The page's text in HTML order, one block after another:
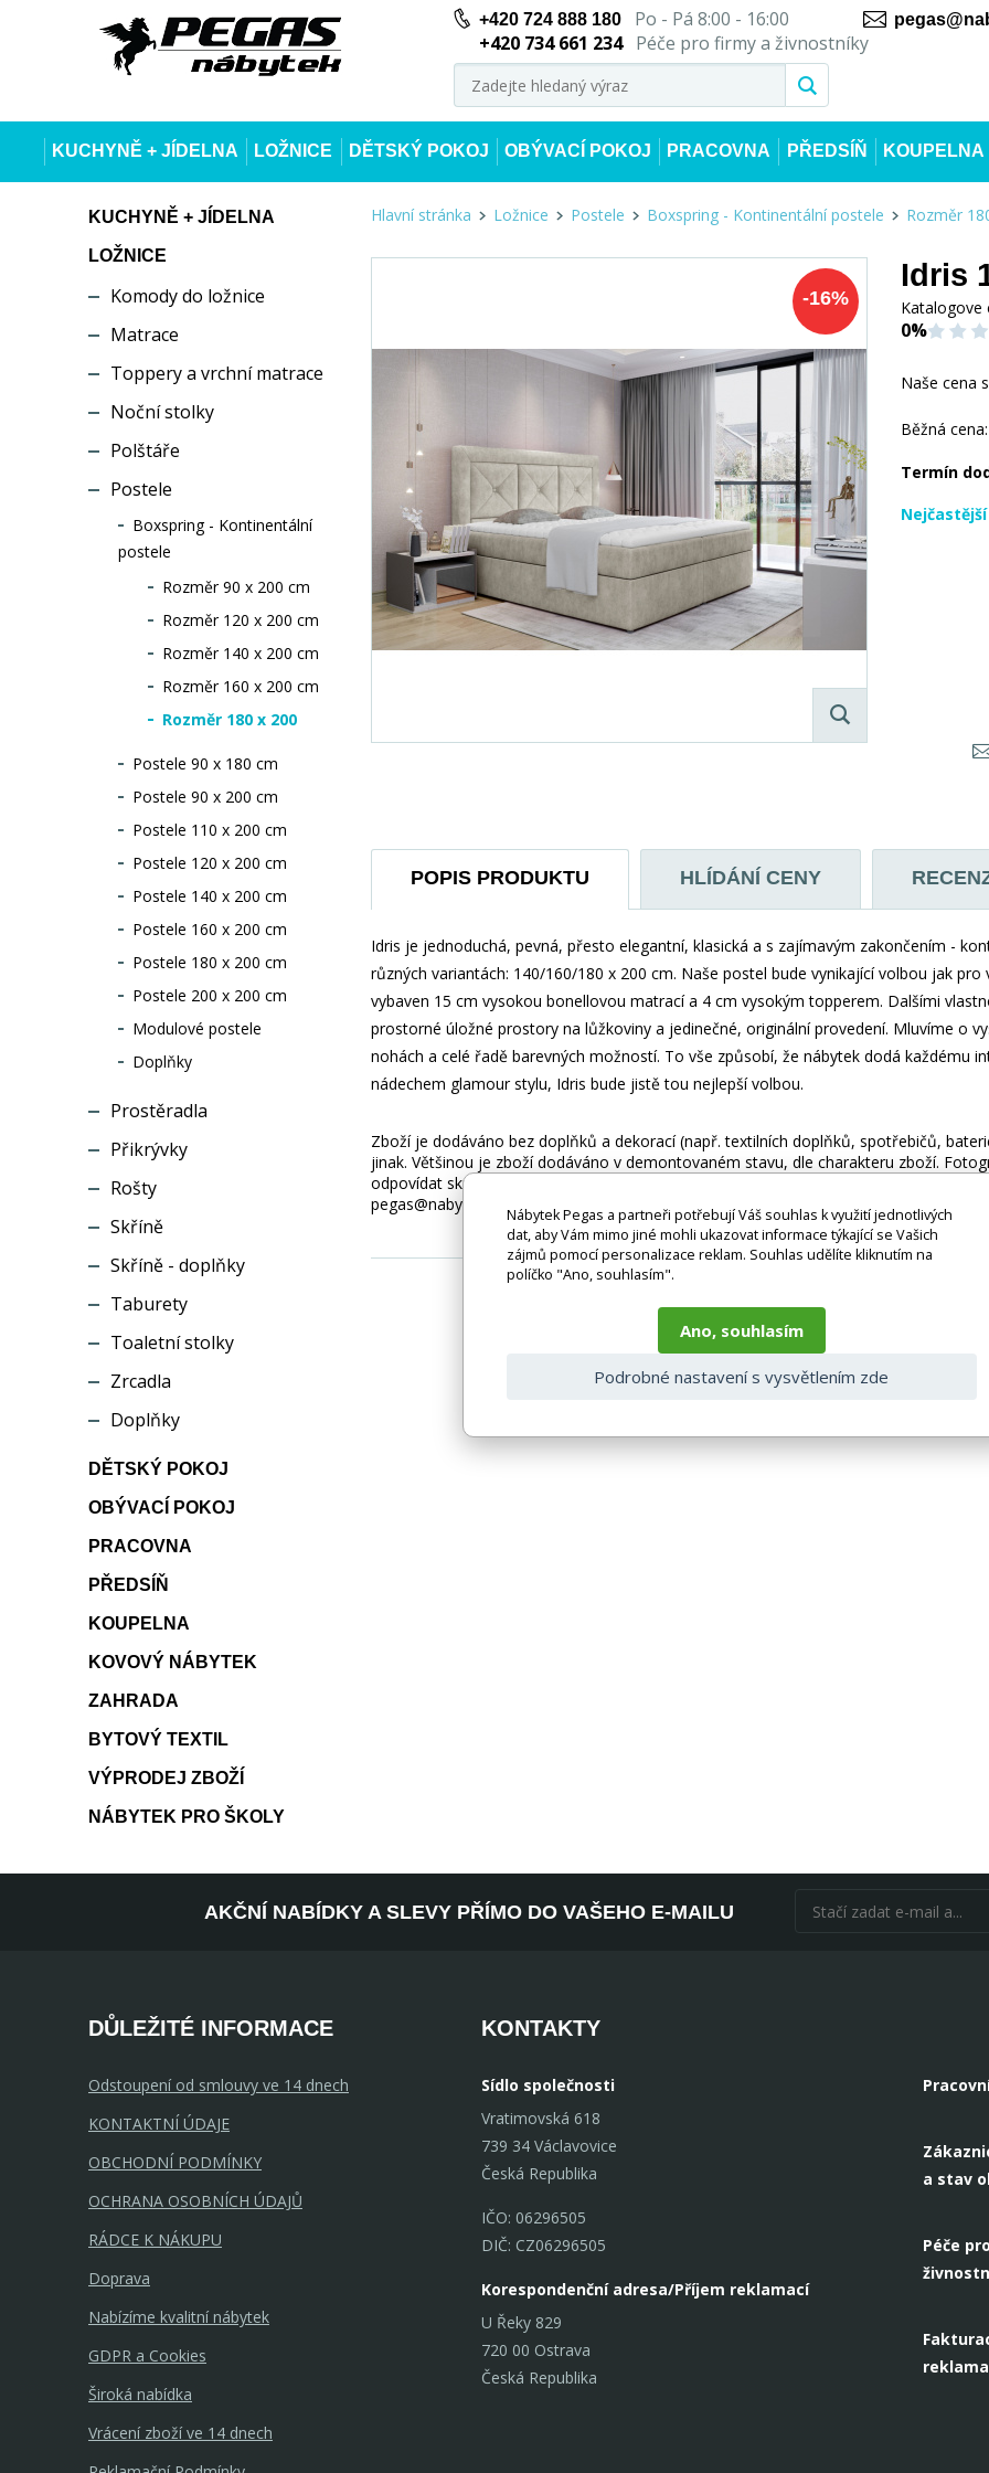
+420 724 888 180Po - Pá 8:00 - 16:00
+420 734 661 234
Péče pro firmy a živnostníky
KUCHYNĚ + JÍDELNA LOŽNICE DĚTSKÝ POKOJ OBÝVACÍ POKOJ PRACOVNA PŘEDSÍŇ KOUPELNA
KUCHYNĚ + JÍDELNA
LOŽNICE
Komody do ložnice
Matrace
Toppery a vrchní matrace
Noční stolky
Polštáře
Postele
Boxspring - Kontinentální
postele
Rozměr 90 x 200 cm
Rozměr 120 x 200 cm
Rozměr 140 x 200 cm
Rozměr 160 x 200 cm
Rozměr 180 x 200
Postele 90 x 180 cm
Postele 90 x 200 cm
Postele 110 x 200 cm
Postele 120 x 200 cm
Postele 140 x 200 cm
Postele 160 x 200 cm
Postele 180 x 200 cm
Postele 200 x 200 cm
Modulové postele
Doplňky
Prostěradla
Přikrývky
Rošty
Skříně
Skříně - doplňky
Taburety
Toaletní stolky
Zrcadla
Doplňky
DĚTSKÝ POKOJ
OBÝVACÍ POKOJ
PRACOVNA
PŘEDSÍŇ
KOUPELNA
KOVOVÝ NÁBYTEK
ZAHRADA
BYTOVÝ TEXTIL
VÝPRODEJ ZBOŽÍ
NÁBYTEK PRO ŠKOLY
Hlavní stránka Ložnice Postele Boxspring - Kontinentální postele Rozměr
-16%
Idris
Katalogove
0%
Naše cena
Běžná cena:
Termín
POPIS PRODUKTU HLÍDÁNÍ CENY
Idris je jednoduchá, pevná, přesto elegantní, klasická a s zajímavým zakončením -
různých variantách: 140/160/180 x 200 cm. Naše postel bude vynikající volbou jak
vybaven 15 cm vysokou bonellovou matrací a 4 cm vysokým topperem. Dalšími
prostorné úložné prostory na lůžkoviny a jedinečné, originální provedení. Mluvíme o
nohách a celé řadě barevných možností. To vše způsobí, že nábytek dodá každému
nádechem glamour stylu, Idris bude jistě tou nejlepší volbou.
Zboží je dodáváno bez doplňků a dekorací (např. textilních doplňků, spotřebičů,
jinak. Většinou je zboží dodáváno v demontovaném stavu, dle charakteru zboží.
odpovídat skutečnosti vlivem nastavení monitoru a převodem do el. podoby. V
pegas@nabytek-pegas.cz či volejte 777244446.
AKČNÍ NABÍDKY A SLEVY PŘÍMO DO VAŠEHO E-MAILU
DŮLEŽITÉ INFORMACE
Odstoupení od smlouvy ve 14 dnech
KONTAKTNÍ ÚDAJE
OBCHODNÍ PODMÍNKY
OCHRANA OSOBNÍCH ÚDAJŮ
RÁDCE K NÁKUPU
Doprava
Nabízíme kvalitní nábytek
GDPR a Cookies
Široká nabídka
Vrácení zboží ve 14 dnech
KONTAKTY
Sídlo společnosti
Vratimovská 618
739 34 Václavovice
Česká Republika
IČO: 06296505
DIČ: CZ06296505
Korespondenční adresa/Příjem reklamací
U Řeky 829
720 00 Ostrava
Česká Republika
a stav
Péče
Nábytek Pegas a partneři potřebují Váš souhlas k využití jednotlivých
dat, aby Vám mimo jiné mohli ukazovat informace týkající se Vašich
zájmů pomocí personalizace reklam. Souhlas udělíte kliknutím na
políčko "Ano, souhlasím".
Ano, souhlasím
Podrobné nastavení s vysvětlením zde